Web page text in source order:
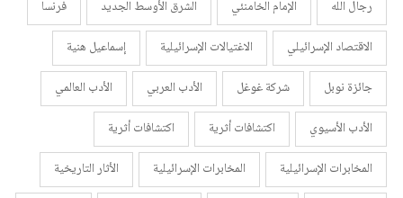
رجال الله
الإمام الخامنئي الشرق الأوسط الجديد
فرنسا
الاقتصاد الإسرائيلي
الاغتيالات الإسرائيلية
إسماعيل هنية
جائزة نوبل
شركة غوغل الأدب العربي
الأدب العالمي
الأدب الأسيوي
اكتشافات أثرية
اكتشافات أثرية
المخابرات الإسرائيلية
المخابرات الإسرائيلية
الأثار التاريخية